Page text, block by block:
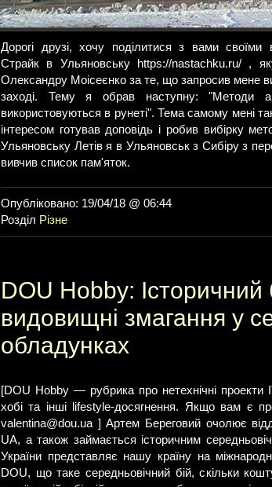
Дорогі друзі, хочу поділитися з вами
Страйк в Ульяновську https://nastachku.ru/ ,
Олександру Моісеєнко за те, що запросив мене
заході. Тему я обрав наступну: "Методи
використовуються в рунеті". Тема самому мені
інтересом готував доповідь і робив вибірку
Ульяновську Летів я в Ульяновськ з Сибіру з
вивчив список пам'яток.
Опубліковано: 19/04/18 @ 06:44
Розділ Різне
DOU Hobby:
видовищні змагання у
обладунках
[DOU Hobby — рубрика про нетехнічні проекти
хобі та інші lifestyle-досягнення. Якщо вам є
valentina@dou.ua ] Артем Береговий очолює
UA, а також займається історичним
України представляє нашу країну на
DOU, що таке середньовічний бій, скільки